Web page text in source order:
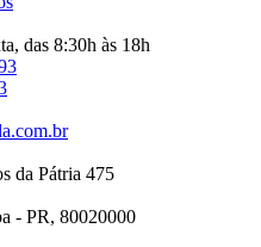
das 8:30h às 18h
da Pátria 475
- PR, 80020000